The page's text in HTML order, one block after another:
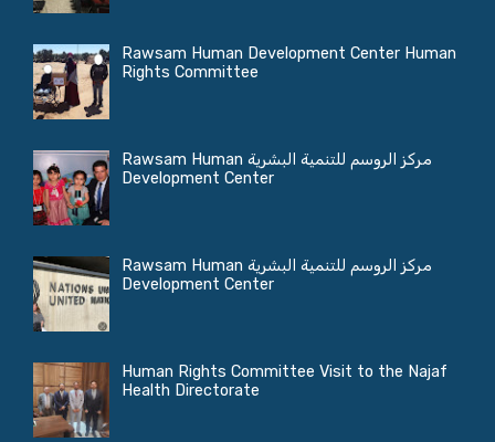
Rawsam Human Development Center Human
Rights Committee
مركز الروسم للتنمية البشرية Rawsam Human
Development Center
مركز الروسم للتنمية البشرية Rawsam Human
Development Center
Human Rights Committee Visit to the Najaf
Health Directorate